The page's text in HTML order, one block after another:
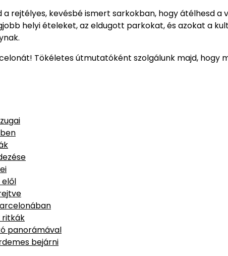
rejtélyes, kevésbé ismert sarkokban, hogy átélhesd a
helyi ételeket, az eldugott parkokat, és azokat a
Tökéletes útmutatóként szolgálunk majd, hogy
elől
ritkák
panorámával
bejárni